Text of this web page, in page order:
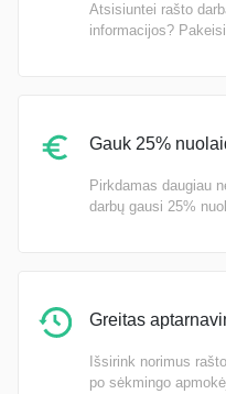
Atsisiuntei rašto
informacijos?
Gauk 25%
Pirkdamas daugiau
darbų gausi 25%
Greitas
Išsirink norimus
po sėkmingo